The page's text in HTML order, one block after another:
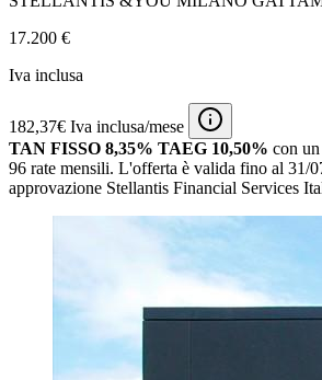
17.200 €
Iva inclusa
182,37€ Iva inclusa/mese
TAN FISSO 8,35% TAEG 10,50% con
96 rate mensili. L'offerta è valida fino al 31/
approvazione Stellantis Financial Services